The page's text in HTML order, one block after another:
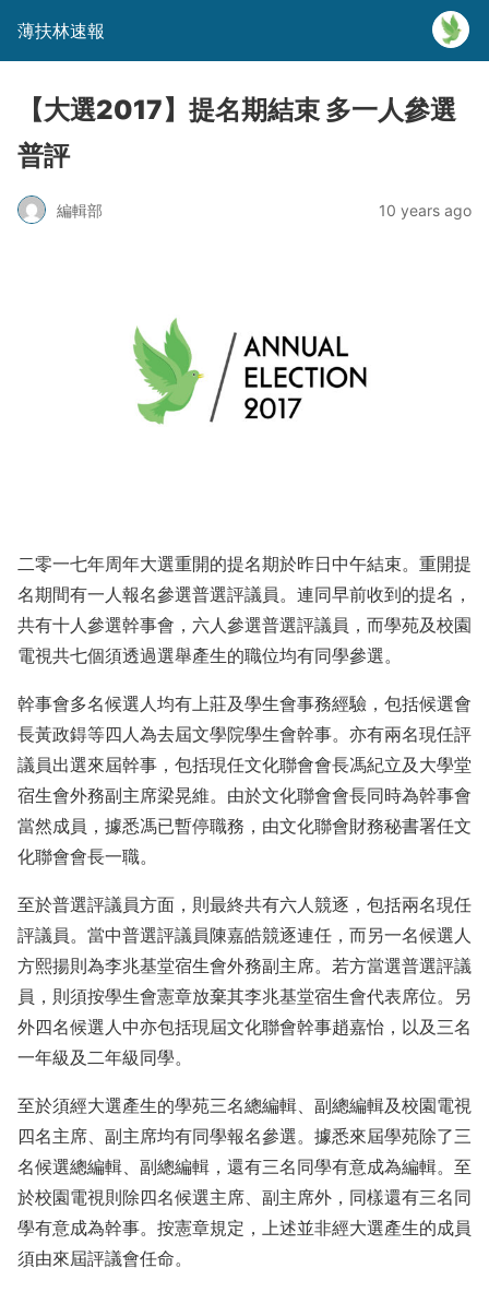
薄扶林速報
【大選2017】提名期結束 多一人參選
普評
編輯部 10 years ago
二零一七年周年大選重開的提名期於昨日中午結束。重開提
名期間有一人報名參選普選評議員。連同早前收到的提名，
共有十人參選幹事會，六人參選普選評議員，而學苑及校園
電視共七個須透過選舉產生的職位均有同學參選。
幹事會多名候選人均有上莊及學生會事務經驗，包括候選會
長黃政鍀等四人為去屆文學院學生會幹事。亦有兩名現任評
議員出選來屆幹事，包括現任文化聯會會長馮紀立及大學堂
宿生會外務副主席梁晃維。由於文化聯會會長同時為幹事會
當然成員，據悉馮已暫停職務，由文化聯會財務秘書署任文
化聯會會長一職。
至於普選評議員方面，則最終共有六人競逐，包括兩名現任
評議員。當中普選評議員陳嘉皓競逐連任，而另一名候選人
方熙揚則為李兆基堂宿生會外務副主席。若方當選普選評議
員，則須按學生會憲章放棄其李兆基堂宿生會代表席位。另
外四名候選人中亦包括現屆文化聯會幹事趙嘉怡，以及三名
一年級及二年級同學。
至於須經大選產生的學苑三名總編輯、副總編輯及校園電視
四名主席、副主席均有同學報名參選。據悉來屆學苑除了三
名候選總編輯、副總編輯，還有三名同學有意成為編輯。至
於校園電視則除四名候選主席、副主席外，同樣還有三名同
學有意成為幹事。按憲章規定，上述並非經大選產生的成員
須由來屆評議會任命。